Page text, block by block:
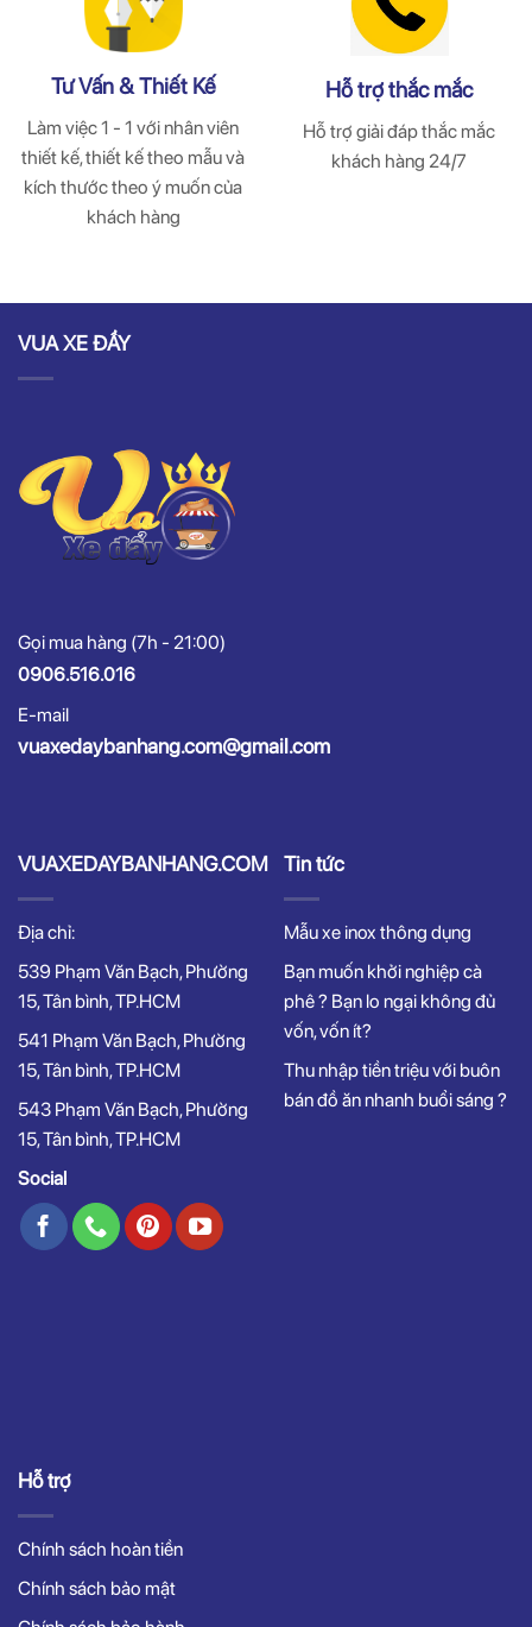
Tư Vấn & Thiết Kế
Làm việc 1 - 1 với nhân viên
thiết kế, thiết kế theo mẫu và
kích thước theo ý muốn của
khách hàng
Hỗ trợ thắc mắc
Hỗ trợ giải đáp thắc mắc
khách hàng 24/7
VUA XE ĐẨY
Gọi mua hàng (7h - 21:00)
0906.516.016
E-mail
vuaxedaybanhang.com@gmail.com
VUAXEDAYBANHANG.COM
Địa chỉ:
539 Phạm Văn Bạch, Phường
15, Tân bình, TP.HCM
541 Phạm Văn Bạch, Phường
15, Tân bình, TP.HCM
543 Phạm Văn Bạch, Phường
15, Tân bình, TP.HCM
Social
Tin tức
Mẫu xe inox thông dụng
Bạn muốn khởi nghiệp cà
phê ? Bạn lo ngại không đủ
vốn, vốn ít?
Thu nhập tiền triệu với buôn
bán đồ ăn nhanh buổi sáng ?
Hỗ trợ
Chính sách hoàn tiền
Chính sách bảo mật